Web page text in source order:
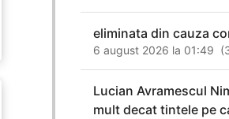
eliminata din cauza
6 august 2026 la 01:49 (
Lucian Avramescul
mult decat tintele pe